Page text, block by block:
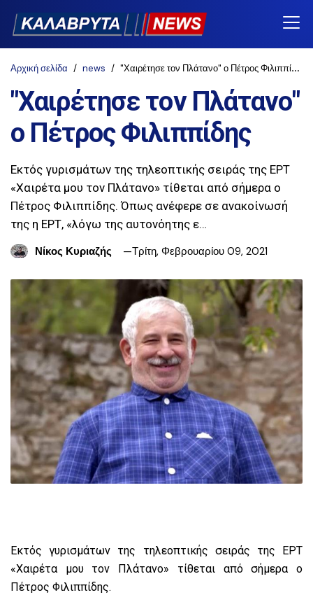
Αρχική σελίδα news "Χαιρέτησε τον Πλάτανο" ο Πέτρος Φιλιππίδης
"Χαιρέτησε τον Πλάτανο"
ο Πέτρος Φιλιππίδης
Εκτός γυρισμάτων της τηλεοπτικής σειράς της ΕΡΤ
«Χαιρέτα μου τον Πλάτανο» τίθεται από σήμερα ο
Πέτρος Φιλιππίδης. Όπως ανέφερε σε ανακοίνωσή
της η ΕΡΤ, «λόγω της αυτονόητης ε…
Νίκος Κυριαζής
Τρίτη, Φεβρουαρίου 09, 2021
Εκτός γυρισμάτων της τηλεοπτικής σειράς της ΕΡΤ
«Χαιρέτα μου τον Πλάτανο» τίθεται από σήμερα ο
Πέτρος Φιλιππίδης.